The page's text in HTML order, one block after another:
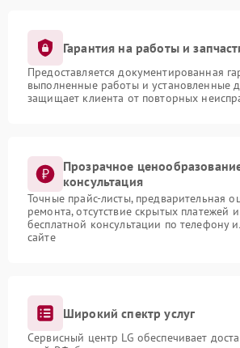
Гарантия на работы и
Предоставляется документированная
выполненные работы и установленные
защищает клиента от повторных
Прозрачное
консультация
Точные прайс-листы, предварительная
ремонта, отсутствие скрытых платежей
бесплатной консультации по телефону
сайте
Широкий спектр услуг
Сервисный центр LG обеспечивает